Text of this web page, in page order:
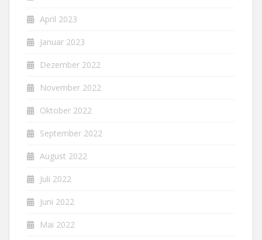
April 2023
Januar 2023
Dezember 2022
November 2022
Oktober 2022
September 2022
August 2022
Juli 2022
Juni 2022
Mai 2022